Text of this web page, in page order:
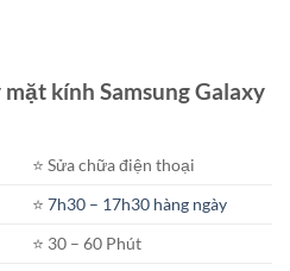
kính Samsung Galaxy
⭐️ Sửa chữa điện thoại
⭐️7h30 – 17h30 hàng ngày
⭐️ 30 – 60 Phút